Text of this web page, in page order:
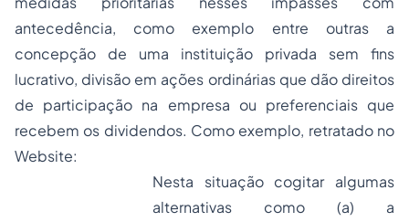
antecedência, como exemplo entre outras a
concepção de uma instituição privada sem fins
lucrativo, divisão em ações ordinárias que dão direitos
de participação na empresa ou preferenciais que
recebem os dividendos. Como exemplo, retratado no
Website:
Nesta situação cogitar algumas
alternativas como (a) a